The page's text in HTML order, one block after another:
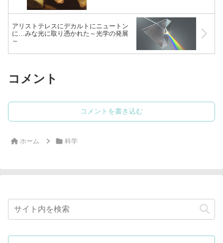
アリストテレスにデカルトにニュートン
に…みな光に取り憑かれた～光学の発展
～
コメント
コメントを書き込む
ホーム 科学